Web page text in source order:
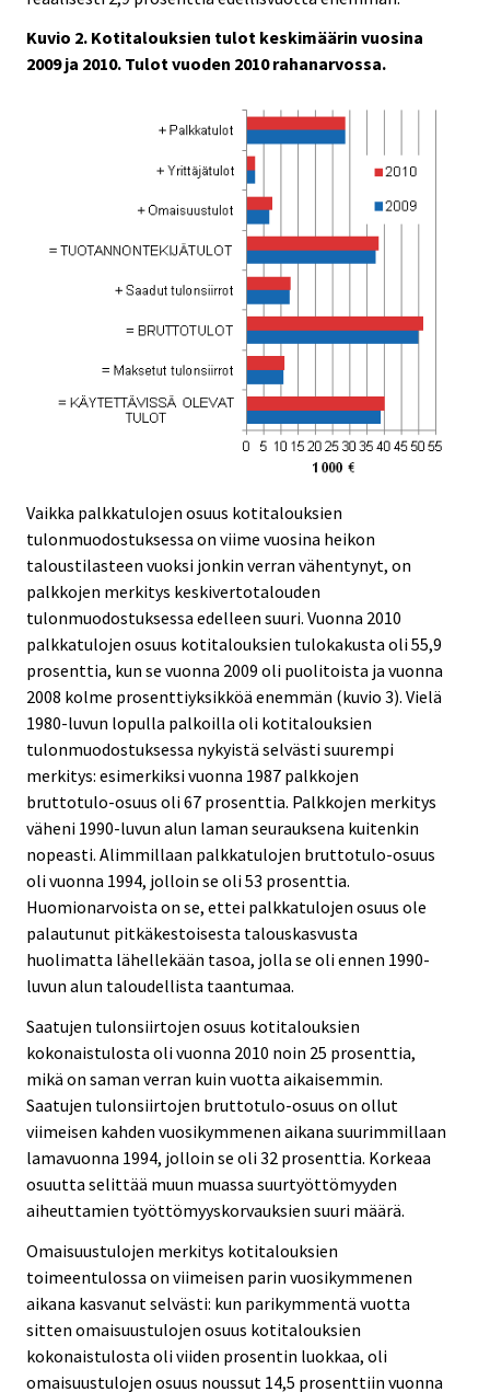
Kuvio 2. Kotitalouksien tulot keskimäärin vuosina
2009 ja 2010. Tulot vuoden 2010 rahanarvossa.
Vaikka palkkatulojen osuus kotitalouksien
tulonmuodostuksessa on viime vuosina heikon
taloustilasteen vuoksi jonkin verran vähentynyt, on
palkkojen merkitys keskivertotalouden
tulonmuodostuksessa edelleen suuri. Vuonna 2010
palkkatulojen osuus kotitalouksien tulokakusta oli 55,9
prosenttia, kun se vuonna 2009 oli puolitoista ja vuonna
2008 kolme prosenttiyksikköä enemmän (kuvio 3). Vielä
1980-luvun lopulla palkoilla oli kotitalouksien
tulonmuodostuksessa nykyistä selvästi suurempi
merkitys: esimerkiksi vuonna 1987 palkkojen
bruttotulo-osuus oli 67 prosenttia. Palkkojen merkitys
väheni 1990-luvun alun laman seurauksena kuitenkin
nopeasti. Alimmillaan palkkatulojen bruttotulo-osuus
oli vuonna 1994, jolloin se oli 53 prosenttia.
Huomionarvoista on se, ettei palkkatulojen osuus ole
palautunut pitkäkestoisesta talouskasvusta
huolimatta lähellekään tasoa, jolla se oli ennen 1990-
luvun alun taloudellista taantumaa.
Saatujen tulonsiirtojen osuus kotitalouksien
kokonaistulosta oli vuonna 2010 noin 25 prosenttia,
mikä on saman verran kuin vuotta aikaisemmin.
Saatujen tulonsiirtojen bruttotulo-osuus on ollut
viimeisen kahden vuosikymmenen aikana suurimmillaan
lamavuonna 1994, jolloin se oli 32 prosenttia. Korkeaa
osuutta selittää muun muassa suurtyöttömyyden
aiheuttamien työttömyyskorvauksien suuri määrä.
Omaisuustulojen merkitys kotitalouksien
toimeentulossa on viimeisen parin vuosikymmenen
aikana kasvanut selvästi: kun parikymmentä vuotta
sitten omaisuustulojen osuus kotitalouksien
kokonaistulosta oli viiden prosentin luokkaa, oli
omaisuustulojen osuus noussut 14,5 prosenttiin vuonna